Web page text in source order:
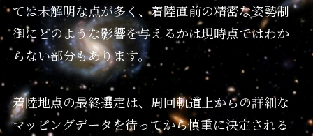
ては未解明な点が多く、着陸直前の精密な姿勢制
御にどのような影響を与えるかは現時点ではわか
らない部分もあります。
着陸地点の最終選定は、周回軌道上からの詳細な
マッピングデータを待ってから慎重に決定される